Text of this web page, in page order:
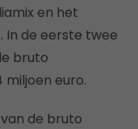
en het
In de eerste twee
bruto
euro.
de bruto